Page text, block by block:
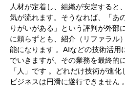
人材が定着し、組織が安定すると
気が流れます。そうなれば、「あ
りがいがある」という評判が外部
に頼らずとも、紹介（リファラル
能になります 。AIなどの技術活用
でいきますが、その業務を最終的
「人」です 。どれだけ技術が進
ビジネスは円滑に遂行できません 。